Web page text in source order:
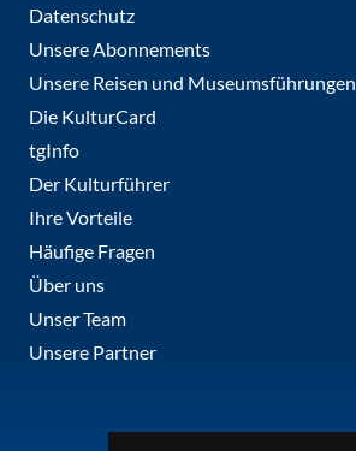
Datenschutz
Unsere Abonnements
Unsere Reisen und Museumsführungen
Die KulturCard
tgInfo
Der Kulturführer
Ihre Vorteile
Häufige Fragen
Über uns
Unser Team
Unsere Partner